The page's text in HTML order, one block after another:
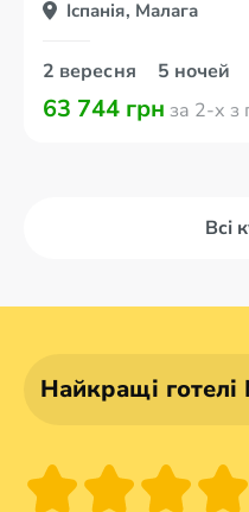
Іспанія, Малага
2 вересня 5 ночей
63 744 грн за 2-х з
Всі
Найкращі готелі